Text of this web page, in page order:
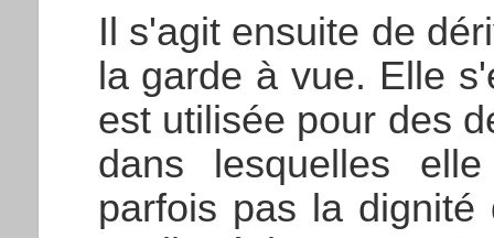
Il s'agit ensuite de
la garde à vue. Elle
est utilisée pour des
dans lesquelles
parfois pas la